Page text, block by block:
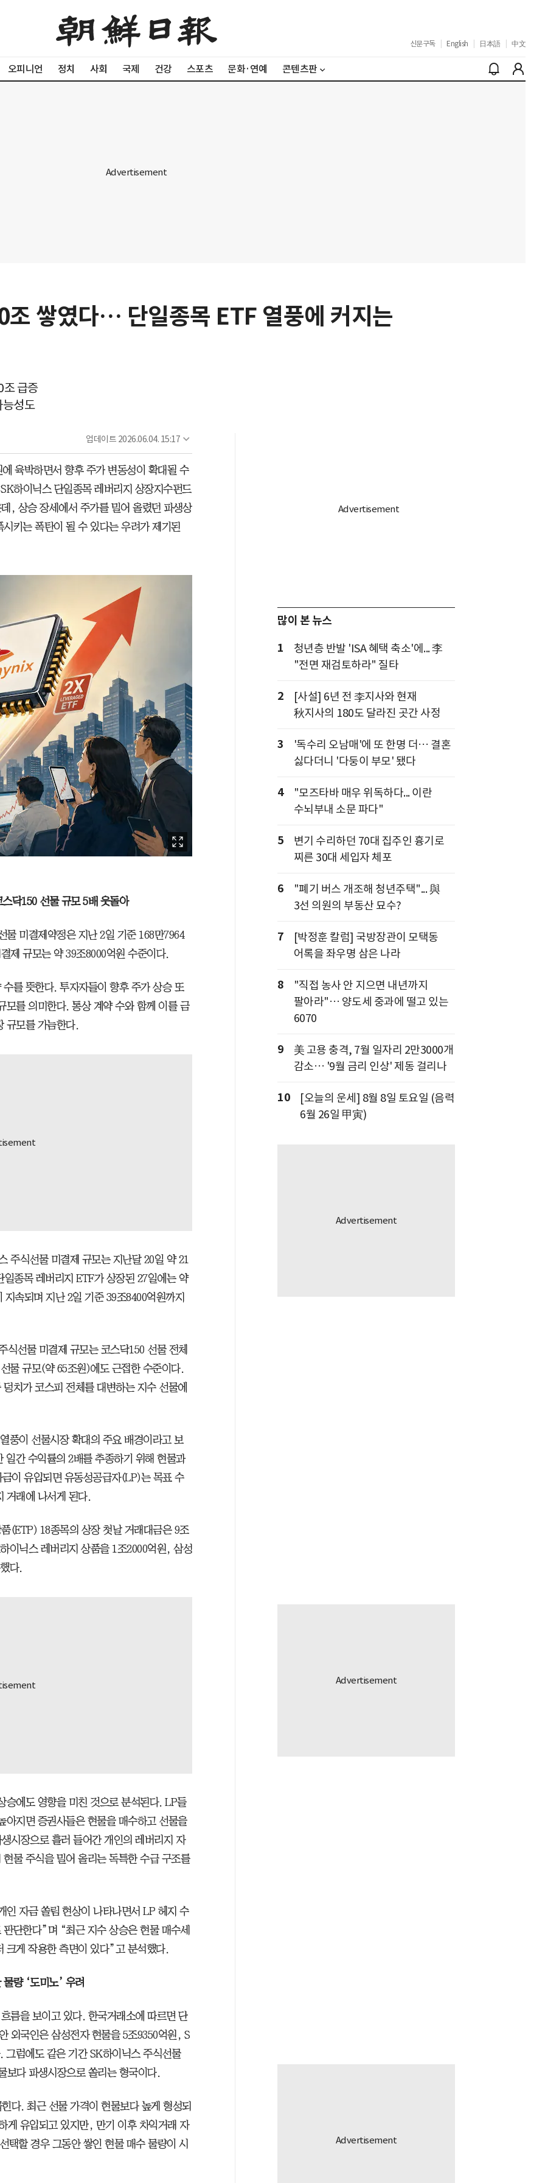
신문구독 English 日本語 中文
오피니언 정치 사회 국제 건강 스포츠 문화·연예 콘텐츠판
조 쌓였다… 단일종목 ETF 열풍에 커지는
급증
능성도
업데이트 2026.06.04. 15:17
육박하면서 향후 주가 변동성이 확대될 수
하이닉스 단일종목 레버리지 상장지수펀드
, 상승 장세에서 주가를 밀어 올렸던 파생상
키는 폭탄이 될 수 있다는 우려가 제기된
닥150 선물 규모 5배 웃돌아
물 미결제약정은 지난 2일 기준 168만7964
제 규모는 약 39조8000억원 수준이다.
를 뜻한다. 투자자들이 향후 주가 상승 또
모를 의미한다. 통상 계약 수와 함께 이를 금
규모를 가늠한다.
주식선물 미결제 규모는 지난달 20일 약 21
종목 레버리지 ETF가 상장된 27일에는 약
속되며 지난 2일 기준 39조8400억원까지
선물 미결제 규모는 코스닥150 선물 전체
물 규모(약 65조원)에도 근접한 수준이다.
치가 코스피 전체를 대변하는 지수 선물에
풍이 선물시장 확대의 주요 배경이라고 보
간 수익률의 2배를 추종하기 위해 현물과
이 유입되면 유동성공급자(LP)는 목표 수
거래에 나서게 된다.
(ETP) 18종목의 상장 첫날 거래대금은 9조
이닉스 레버리지 상품을 1조2000억원, 삼성
다.
승에도 영향을 미친 것으로 분석된다. LP들
아지면 증권사들은 현물을 매수하고 선물을
시장으로 흘러 들어간 개인의 레버리지 자
물 주식을 밀어 올리는 독특한 수급 구조를
인 자금 쏠림 현상이 나타나면서 LP 헤지 수
단한다”며 “최근 지수 상승은 현물 매수세
크게 작용한 측면이 있다”고 분석했다.
량 ‘도미노’ 우려
름을 보이고 있다. 한국거래소에 따르면 단
외국인은 삼성전자 현물을 5조9350억원, S
럼에도 같은 기간 SK하이닉스 주식선물
보다 파생시장으로 쏠리는 형국이다.
다. 최근 선물 가격이 현물보다 높게 형성되
게 유입되고 있지만, 만기 이후 차익거래 자
택할 경우 그동안 쌓인 현물 매수 물량이 시
많이 본 뉴스
1
청년층 반발 'ISA 혜택 축소'에... 李
"전면 재검토하라" 질타
2
[사설] 6년 전 李지사와 현재
秋지사의 180도 달라진 곳간 사정
3
'독수리 오남매'에 또 한명 더… 결혼
싫다더니 '다둥이 부모' 됐다
4
"모즈타바 매우 위독하다... 이란
수뇌부내 소문 파다"
5
변기 수리하던 70대 집주인 흉기로
찌른 30대 세입자 체포
6
"폐기 버스 개조해 청년주택"... 與
3선 의원의 부동산 묘수?
7
[박정훈 칼럼] 국방장관이 모택동
어록을 좌우명 삼은 나라
8
"직접 농사 안 지으면 내년까지
팔아라"… 양도세 중과에 떨고 있는
6070
9
美 고용 충격, 7월 일자리 2만3000개
감소… '9월 금리 인상' 제동 걸리나
10
[오늘의 운세] 8월 8일 토요일 (음력
6월 26일 甲寅)